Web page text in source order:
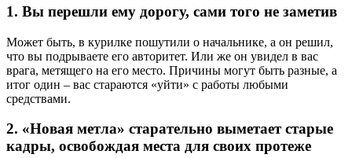
1. Вы перешли ему дорогу, сами того не заметив
Может быть, в курилке пошутили о начальнике, а он решил,
что вы подрываете его авторитет. Или же он увидел в вас
врага, метящего на его место. Причины могут быть разные, а
итог один – вас стараются «уйти» с работы любыми
средствами.
2. «Новая метла» старательно выметает старые
кадры, освобождая места для своих протеже